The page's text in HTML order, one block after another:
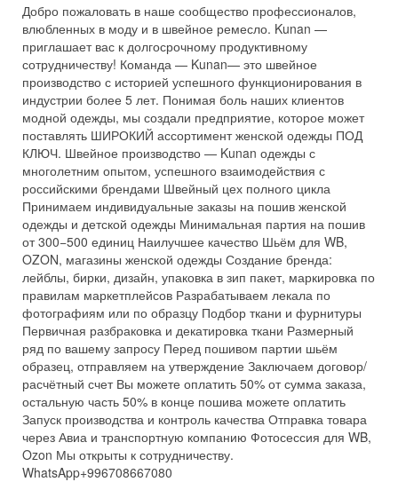
Добро пожаловать в наше сообщество профессионалов,
влюбленных в моду и в швейное ремесло. Kunan —
приглашает вас к долгосрочному продуктивному
сотрудничеству! Команда — Kunan— это швейное
производство с историей успешного функционирования в
индустрии более 5 лет. Понимая боль наших клиентов
модной одежды, мы создали предприятие, которое может
поставлять ШИРОКИЙ ассортимент женской одежды ПОД
КЛЮЧ. Швейное производство — Kunan одежды с
многолетним опытом, успешного взаимодействия с
российскими брендами Швейный цех полного цикла
Принимаем индивидуальные заказы на пошив женской
одежды и детской одежды Минимальная партия на пошив
от 300−500 единиц Наилучшее качество Шьём для WB,
OZON, магазины женской одежды Создание бренда:
лейблы, бирки, дизайн, упаковка в зип пакет, маркировка по
правилам маркетплейсов Разрабатываем лекала по
фотографиям или по образцу Подбор ткани и фурнитуры
Первичная разбраковка и декатировка ткани Размерный
ряд по вашему запросу Перед пошивом партии шьём
образец, отправляем на утверждение Заключаем договор/
расчётный счет Вы можете оплатить 50% от сумма заказа,
остальную часть 50% в конце пошива можете оплатить
Запуск производства и контроль качества Отправка товара
через Авиа и транспортную компанию Фотосессия для WB,
Ozon Мы открыты к сотрудничеству.
WhatsApp+996708667080